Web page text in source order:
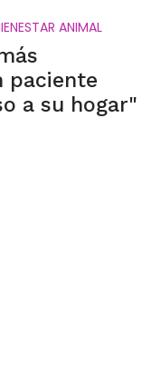
ANIMAL
paciente
a su hogar"